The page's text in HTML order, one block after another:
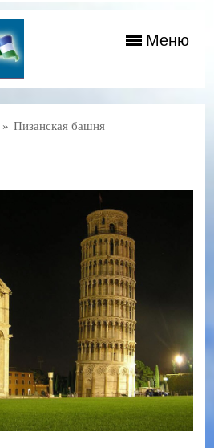
Меню
» Пизанская башня